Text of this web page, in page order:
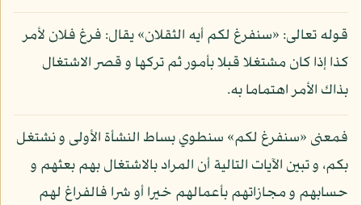
قوله تعالى: «سنفرغ لكم أيه الثقلان» يقال: فرغ فلان لأمر
كذا إذا كان مشتغلا قبلا بأمور ثم تركها و قصر الاشتغال
بذاك الأمر اهتماما به.
فمعنى «سنفرغ لكم» سنطوي بساط النشأة الأولى و نشتغل
بكم، و تبين الآيات التالية أن المراد بالاشتغال بهم بعثهم و
حسابهم و مجازاتهم بأعمالهم خيرا أو شرا فالفراغ لهم